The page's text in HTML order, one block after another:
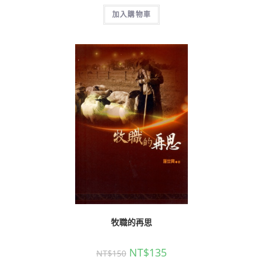
加入購物車
牧職的再思
NT$150 NT$135